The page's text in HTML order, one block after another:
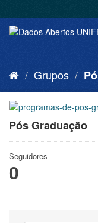
Grupos
Pós Graduação
Seguidores
0